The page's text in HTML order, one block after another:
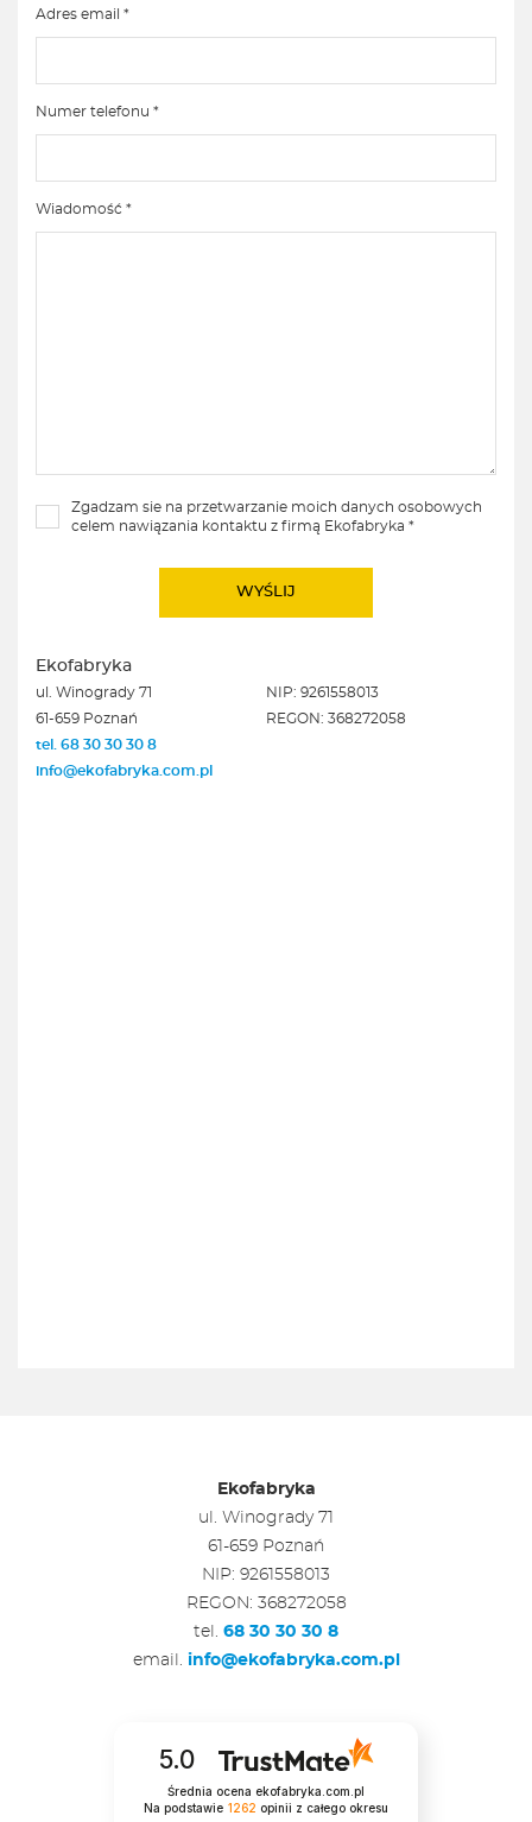
Adres email *
Numer telefonu *
Wiadomość *
Zgadzam sie na przetwarzanie moich danych osobowych
celem nawiązania kontaktu z firmą Ekofabryka *
Ekofabryka
ul. Winogrady 71
61-659 Poznań
tel. 68 30 30 30 8
info@ekofabryka.com.pl
NIP: 9261558013
REGON: 368272058
Ekofabryka
ul. Winogrady 71
61-659 Poznań
NIP: 9261558013
REGON: 368272058
tel. 68 30 30 30 8
email. info@ekofabryka.com.pl
5.0
Średnia ocena ekofabryka.com.pl
Na podstawie 1262 opinii z całego okresu